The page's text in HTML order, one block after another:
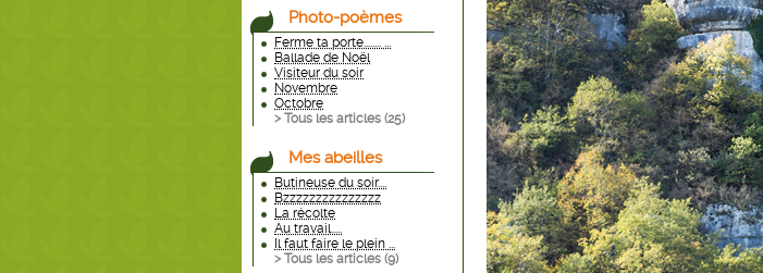
Photo-poèmes
Ferme ta porte........ ...
Ballade de Noël
Visiteur du soir
Novembre
Octobre
> Tous les articles (25)
Mes abeilles
Butineuse du soir....
Bzzzzzzzzzzzzzzz
La récolte
Au travail.....
Il faut faire le plein ...
> Tous les articles (9)